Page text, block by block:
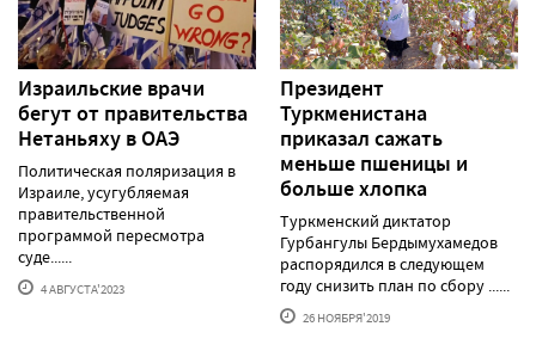
Израильские врачи
бегут от правительства
Нетаньяху в ОАЭ
Политическая поляризация в
Израиле, усугубляемая
правительственной
программой пересмотра
суде......
4 АВГУСТА'2023
Президент
Туркменистана
приказал сажать
меньше пшеницы и
больше хлопка
Туркменский диктатор
Гурбангулы Бердымухамедов
распорядился в следующем
году снизить план по сбору ......
26 НОЯБРЯ'2019